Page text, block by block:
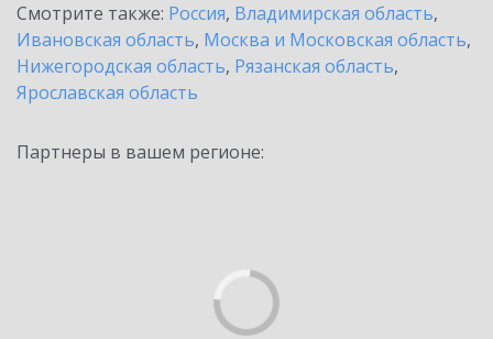
Смотрите также: Россия, Владимирская область,
Ивановская область, Москва и Московская область,
Нижегородская область, Рязанская область,
Ярославская область
Партнеры в вашем регионе: